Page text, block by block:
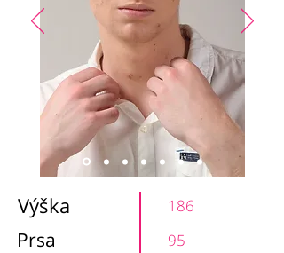
Výška 186
Prsa 95